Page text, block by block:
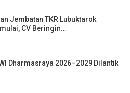
Jembatan TKR Lubuktarok
CV Beringin…
Dharmasraya 2026–2029 Dilantik